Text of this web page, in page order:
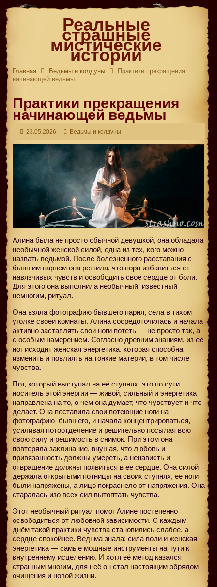
Реальные
страшные
мистические
истории
Главная Ведьмы и колдуны
Практики прекращения
начинающей ведьмы
Практики прекращения
начинающей ведьмы
23.05.2026 Ведьмы и колдуны
Алина была не просто обычной девушкой, она обладала
необычной женской силой, одна из тех, кого можно
назвать ведьмой. После болезненного расставания с
бывшим парнем она решила, что пора избавиться от
навязчивых чувств и освободить своё сердце от боли.
Для этого она выполнила необычный, известный
немногим, ритуал.
Она взяла фотографию бывшего парня, села в тихом
уголке своей комнаты. Алина сосредоточилась и начала
активно заставлять свои ноги потеть — не просто так, а
с особым намерением. Согласно древним знаниям, из её
ног исходит женская энергетика, которая способна
изменить и повлиять на тонкие материи, в том числе
чувства.
Пот, который выступал на её ступнях, это по сути,
носитель этой энергии — живой, сильный и энергетика
направлена на то, о чем она думает, что чувствует и что
делает. Она поставила свои потеющие ноги на
фотографию бывшего, и начала концентрироваться,
усиливая потоотделение и решительно посылая всю
свою силу и решимость в снимок. При этом она
повторяла заклинание, внушая, что любовь и
привязанность должны умереть, а ненависть и
отвращение должны появиться в ее сердце. Она силой
держала открытыми потницы на своих ступнях, ее ноги
были напряжены, а лицо покраснело от напряжения. Она
старалась изо всех сил вытоптать чувства.
Этот необычный ритуал помог Алине постепенно
освободиться от любовной зависимости. С каждым
днём такой практики чувства становились слабее, а
сердце спокойнее. Ведьма знала: сила воли и женская
энергетика — самые мощные инструменты на пути к
внутреннему исцелению. И хотя её метод казался
странным многим, для неё он стал настоящим обрядом
очищения и новой жизни.